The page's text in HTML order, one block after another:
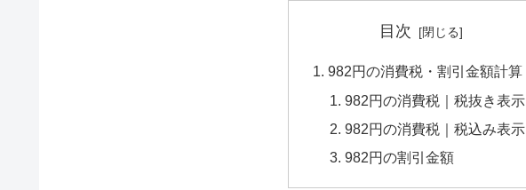
目次
982円の消費税・割引金額計算
982円の消費税｜税抜き表示
982円の消費税｜税込み表示
982円の割引金額